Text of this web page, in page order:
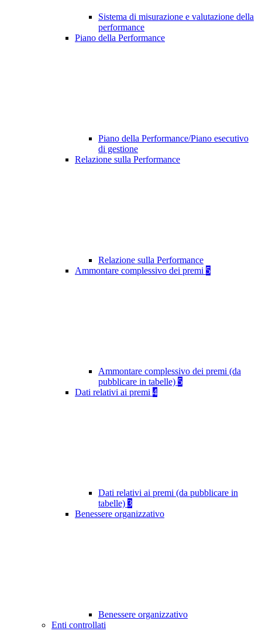
Sistema di misurazione e valutazione della
performance
Piano della Performance
Piano della Performance/Piano esecutivo
di gestione
Relazione sulla Performance
Relazione sulla Performance
Ammontare complessivo dei premi 5
Ammontare complessivo dei premi (da
pubblicare in tabelle) 5
Dati relativi ai premi 4
Dati relativi ai premi (da pubblicare in
tabelle) 3
Benessere organizzativo
Benessere organizzativo
Enti controllati